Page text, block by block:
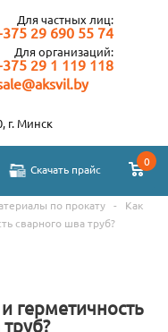
Для частных лиц:
29 690 55 74
Для организаций:
29 1 119 118
Скачать прайс
0
г. Минск
по прокату -
Как
сварного шва труб?
герметичность